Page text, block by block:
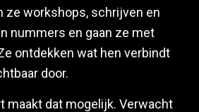
ze workshops, schrijven en
nummers en gaan ze met
ontdekken wat hen verbindt
door.
maakt dat mogelijk. Verwacht